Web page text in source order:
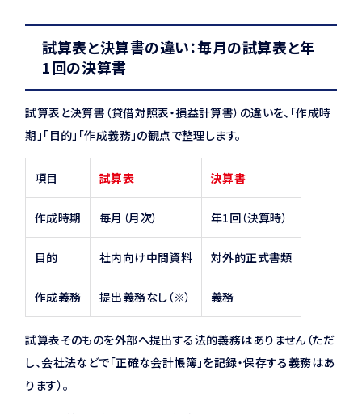
試算表と決算書の違い：毎月の試算表と年
1回の決算書
試算表と決算書（貸借対照表・損益計算書）の違いを、「作成時
期」「目的」「作成義務」の観点で整理します。
項目 試算表 決算書
作成時期 毎月（月次） 年1回（決算時）
目的 社内向け中間資料 対外的正式書類
作成義務 提出義務なし（※） 義務
試算表そのものを外部へ提出する法的義務はありません（ただ
し、会社法などで「正確な会計帳簿」を記録・保存する義務はあ
ります）。